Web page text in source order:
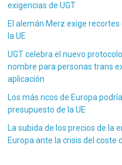
exigencias de UGT
El alemán Merz exige
la UE
UGT celebra el nuevo
nombre para personas trans
aplicación
Los más ricos de Europa
presupuesto de la UE
La subida de los precios de la
Europa ante la crisis del coste